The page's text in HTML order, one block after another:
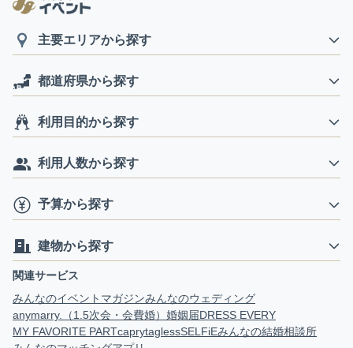
主要エリアから探す
都道府県から探す
利用目的から探す
利用人数から探す
予算から探す
建物から探す
関連サービス
みんなのイベントマガジンみんなのウェディング
anymarry.（1.5次会・会費婚） 婚姻届DRESS EVERY
MY FAVORITE PARTcaprytaglessSELFiEみんなの結婚相談所